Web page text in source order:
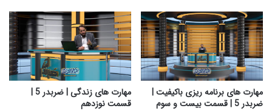
_
1
2
6
مهارت های برنامه ریزی باکیفیت |
ضربدر 5 | قسمت بیست و سوم
مهارت های زندگی | ضربدر 5 |
قسمت نوزدهم